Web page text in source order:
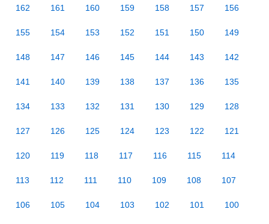
162 161 160 159 158 157 156
155 154 153 152 151 150 149
148 147 146 145 144 143 142
141 140 139 138 137 136 135
134 133 132 131 130 129 128
127 126 125 124 123 122 121
120 119 118 117 116 115 114
113 112 111 110 109 108 107
106 105 104 103 102 101 100